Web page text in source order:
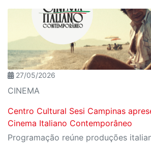
27/05/2026
CINEMA
Centro Cultural Sesi Campinas
Cinema Italiano Contemporâneo